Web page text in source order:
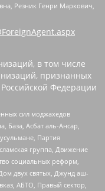
Резник Генри Маркович,
в том числе
признанных
Российской Федерации
сил моджахедов
База, Асбат аль-Ансар,
Партия
группа, Движение
социальных реформ,
двух святых, Джунд аш-
АБТО, Правый сектор,